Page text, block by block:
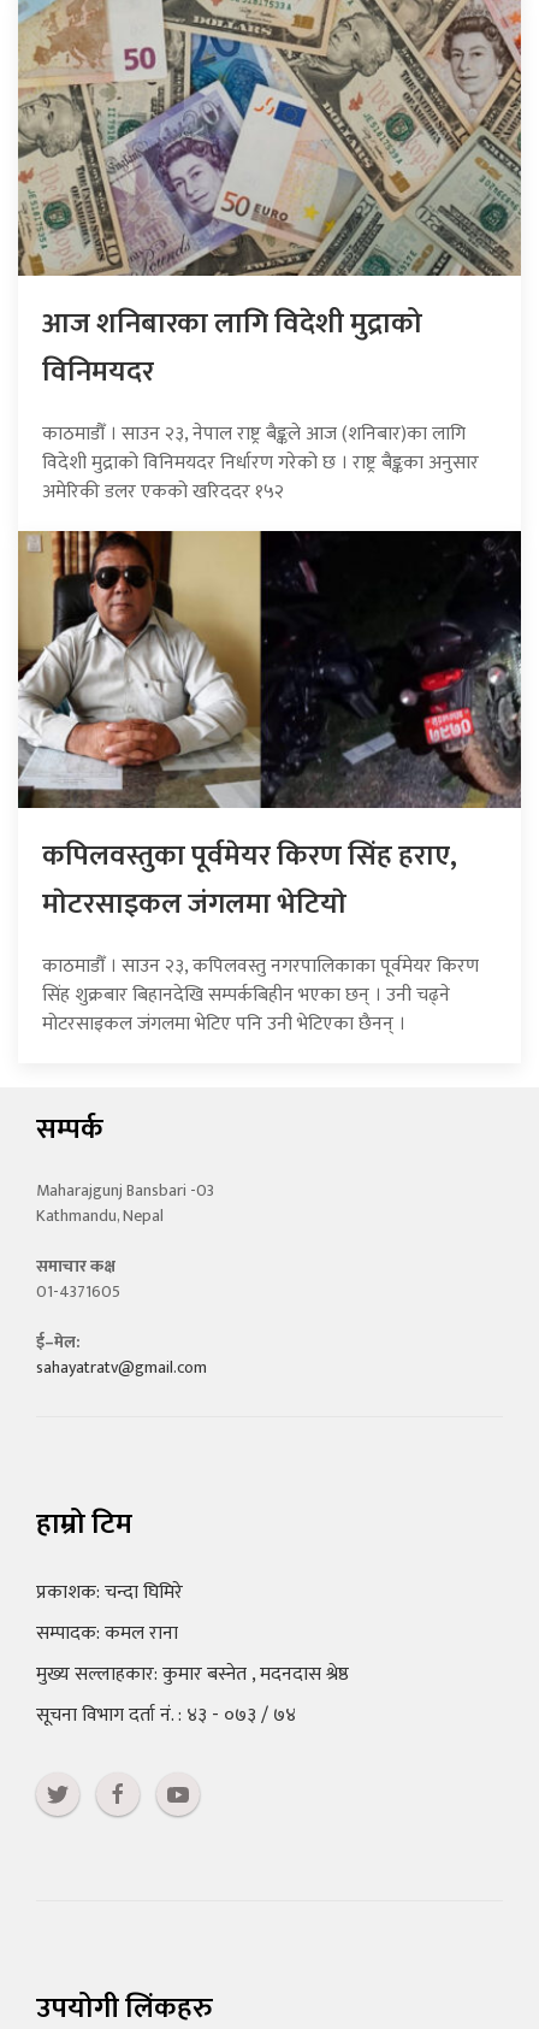
आज शनिबारका लागि विदेशी मुद्राको
विनिमयदर
काठमाडौँ । साउन २३, नेपाल राष्ट्र बैङ्कले आज (शनिबार)का लागि
विदेशी मुद्राको विनिमयदर निर्धारण गरेको छ । राष्ट्र बैङ्कका अनुसार
अमेरिकी डलर एकको खरिददर १५२
कपिलवस्तुका पूर्वमेयर किरण सिंह हराए,
माेटरसाइकल जंगलमा भेटियाे
काठमाडौँ । साउन २३, कपिलवस्तु नगरपालिकाका पूर्वमेयर किरण
सिंह शुक्रबार बिहानदेखि सम्पर्कबिहीन भएका छन् । उनी चढ्ने
मोटरसाइकल जंगलमा भेटिए पनि उनी भेटिएका छैनन् ।
सम्पर्क
Maharajgunj Bansbari -03
Kathmandu, Nepal
समाचार कक्ष
01-4371605
ई–मेल:
sahayatratv@gmail.com
हाम्रो टिम
प्रकाशक: चन्दा घिमिरे
सम्पादक: कमल राना
मुख्य सल्लाहकार: कुमार बस्नेत , मदनदास श्रेष्ठ
सूचना विभाग दर्ता नं. : ४३ - ०७३ / ७४
उपयोगी लिंकहरु